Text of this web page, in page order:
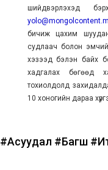
шийдвэрлэхэд
бичиж цахим шуудан
судлаач болон
хэзээд бэлэн байх
хадгалах бөгөөд
тохиолдолд
10 хоногийн дараа
#Асуудал #Багш